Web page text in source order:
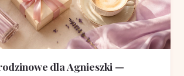
dla Agnieszki —